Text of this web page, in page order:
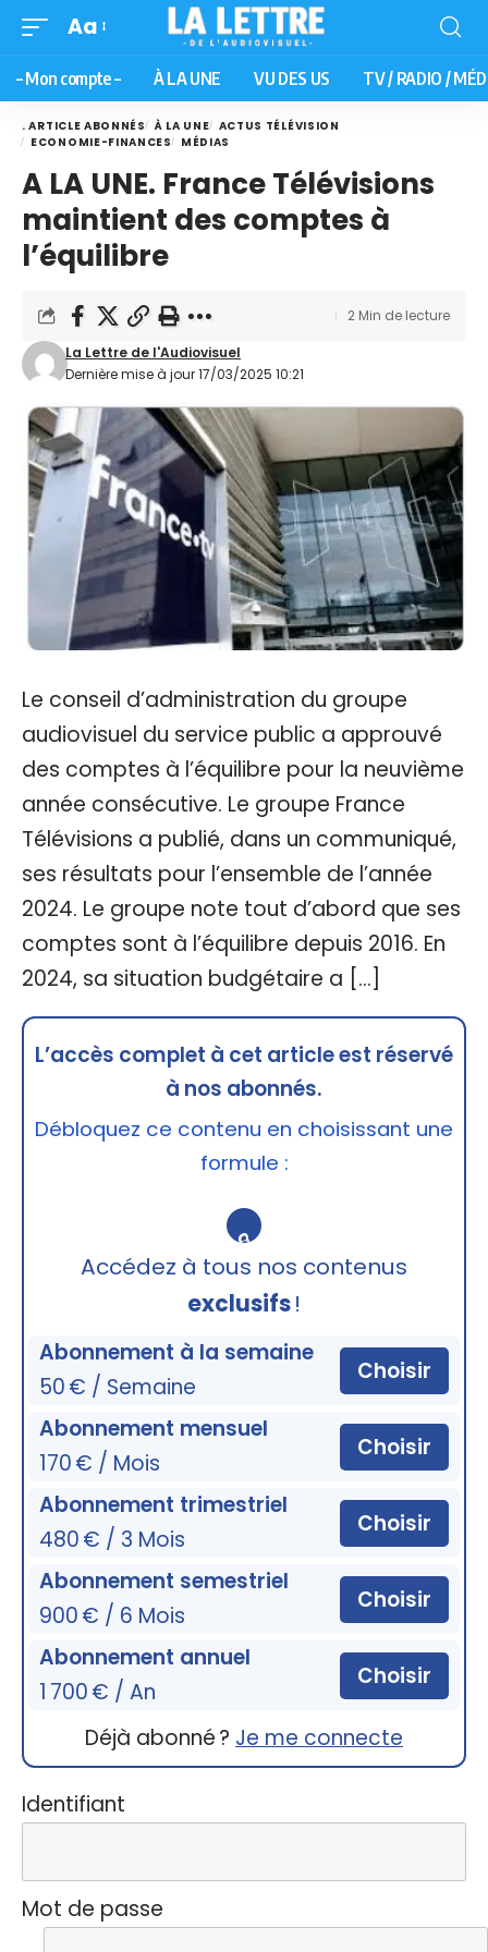
Aa
– Mon compte – À LA UNE VU DES US TV / RADIO /
. ARTICLE ABONNÉS À LA UNE ACTUS TÉLÉVISION
ECONOMIE-FINANCES
MÉDIAS
A LA UNE. France Télévisions
maintient des comptes à
l’équilibre
Dernière mise à jour 17/03/2025 10:21
La Lettre de l'Audiovisuel
2 Min de lecture
Le conseil d’administration du groupe
audiovisuel du service public a approuvé
des comptes à l’équilibre pour la neuvième
année consécutive. Le groupe France
Télévisions a publié, dans un communiqué,
ses résultats pour l’ensemble de l’année
2024. Le groupe note tout d’abord que ses
comptes sont à l’équilibre depuis 2016. En
2024, sa situation budgétaire a […]
L’accès complet à cet article est réservé
à nos abonnés.
Débloquez ce contenu en choisissant une
formule :
🔒
Accédez à tous nos contenus
exclusifs!
Abonnement à la semaine
50 € / Semaine
Choisir
Abonnement mensuel
170 € / Mois
Choisir
Abonnement trimestriel
480 € / 3 Mois
Choisir
Abonnement semestriel
900 € / 6 Mois
Choisir
Abonnement annuel
1 700 € / An
Choisir
Déjà abonné ? Je me connecte
Identifiant
Mot de passe